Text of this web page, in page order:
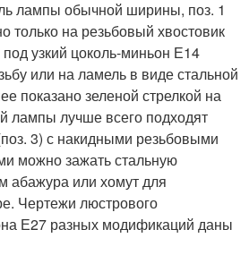
лампы обычной ширины, поз. 1
только на резьбовый хвостовик
узкий цоколь-миньон Е14
или на ламель в виде стальной
показано зеленой стрелкой на
лампы лучше всего подходят
3) с накидными резьбовыми
можно зажать стальную
абажура или хомут для
Чертежи люстрового
Е27 разных модификаций даны